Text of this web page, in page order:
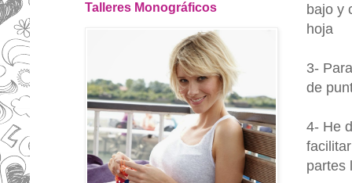
bajo y
hoja
3-
de
4- He
partes
Talleres Monográficos